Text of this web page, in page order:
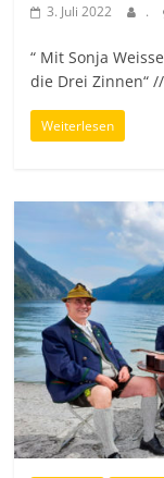
3. Juli 2022 .
“ Mit Sonja
die Drei Zinnen“
Weiterlesen